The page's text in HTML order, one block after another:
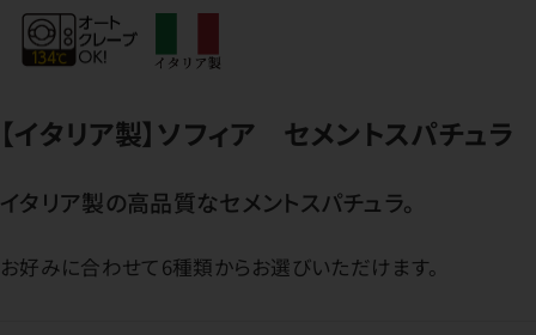
【イタリア製】ソフィア セメントスパチュラ
イタリア製の高品質なセメントスパチュラ。
お好みに合わせて6種類からお選びいただけます。